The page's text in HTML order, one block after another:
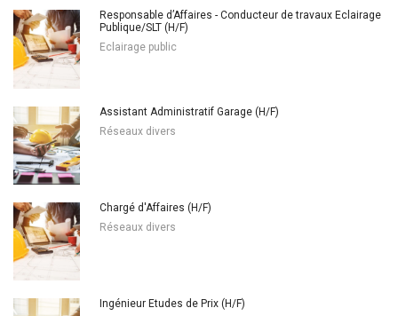
Responsable d’Affaires - Conducteur de travaux Eclairage
Publique/SLT (H/F)
Eclairage public
Assistant Administratif Garage (H/F)
Réseaux divers
Chargé d'Affaires (H/F)
Réseaux divers
Ingénieur Etudes de Prix (H/F)